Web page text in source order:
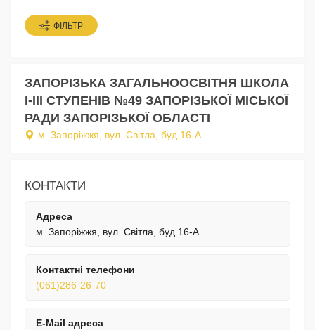
ФІЛЬТР
ЗАПОРІЗЬКА ЗАГАЛЬНООСВІТНЯ ШКОЛА
І-ІІІ СТУПЕНІВ №49 ЗАПОРІЗЬКОЇ МІСЬКОЇ
РАДИ ЗАПОРІЗЬКОЇ ОБЛАСТІ
м. Запоріжжя, вул. Cвітла, буд.16-А
КОНТАКТИ
Адреса
м. Запоріжжя, вул. Cвітла, буд.16-А
Контактні телефони
(061)286-26-70
E-Mail адреса